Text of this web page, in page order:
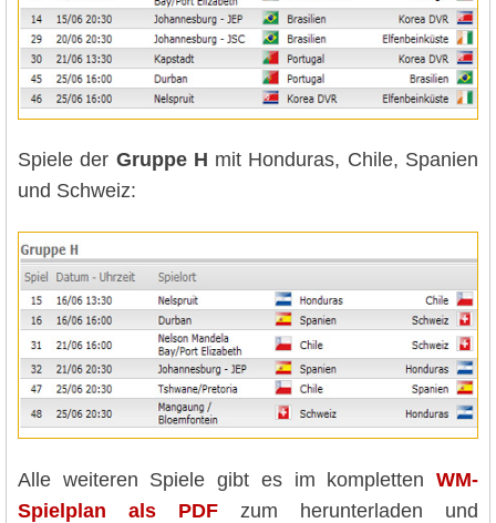
Spiele der Gruppe H mit Honduras, Chile, Spanien
und Schweiz:
Alle weiteren Spiele gibt es im kompletten WM-
Spielplan als PDF zum herunterladen und